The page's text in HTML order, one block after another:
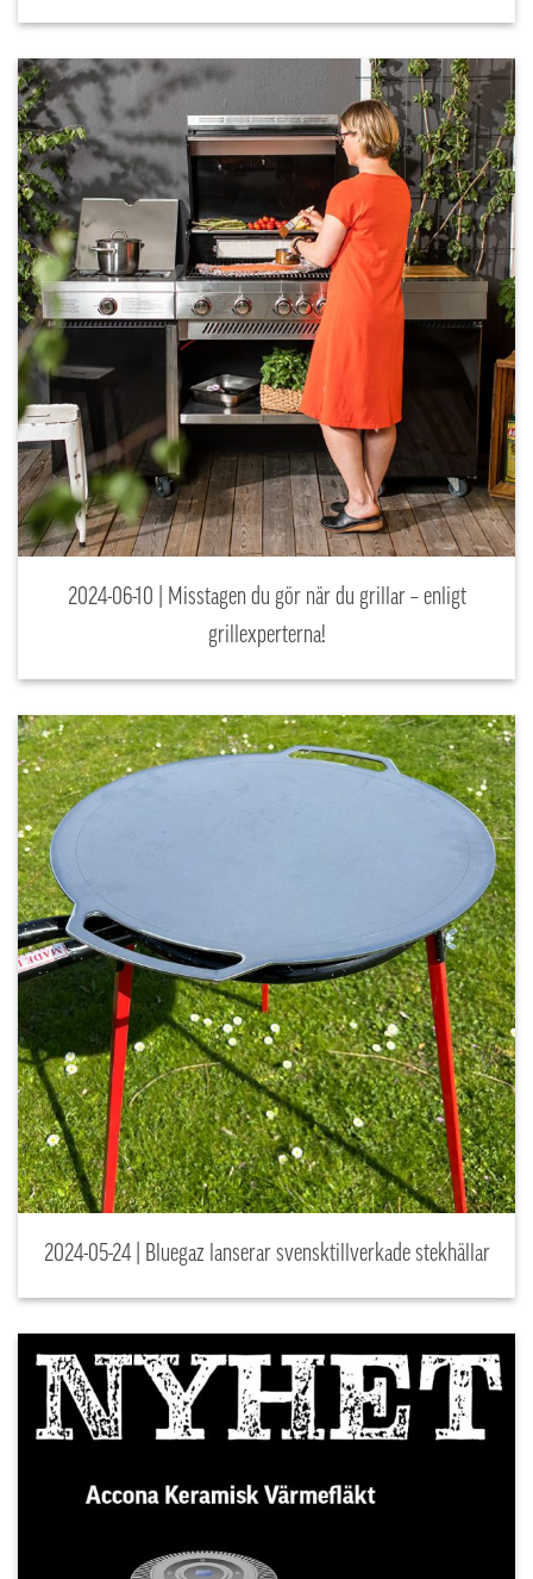
2024-06-10 | Misstagen du gör när du grillar – enligt
grillexperterna!
2024-05-24 | Bluegaz lanserar svensktillverkade stekhällar